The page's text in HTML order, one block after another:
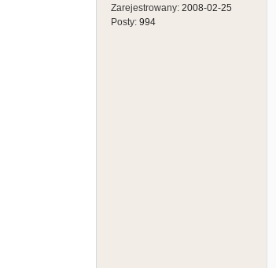
Zarejestrowany: 2008-02-25
Posty: 994